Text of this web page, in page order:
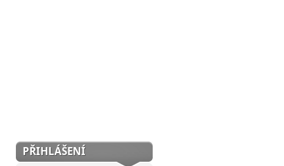
PŘIHLÁŠENÍ